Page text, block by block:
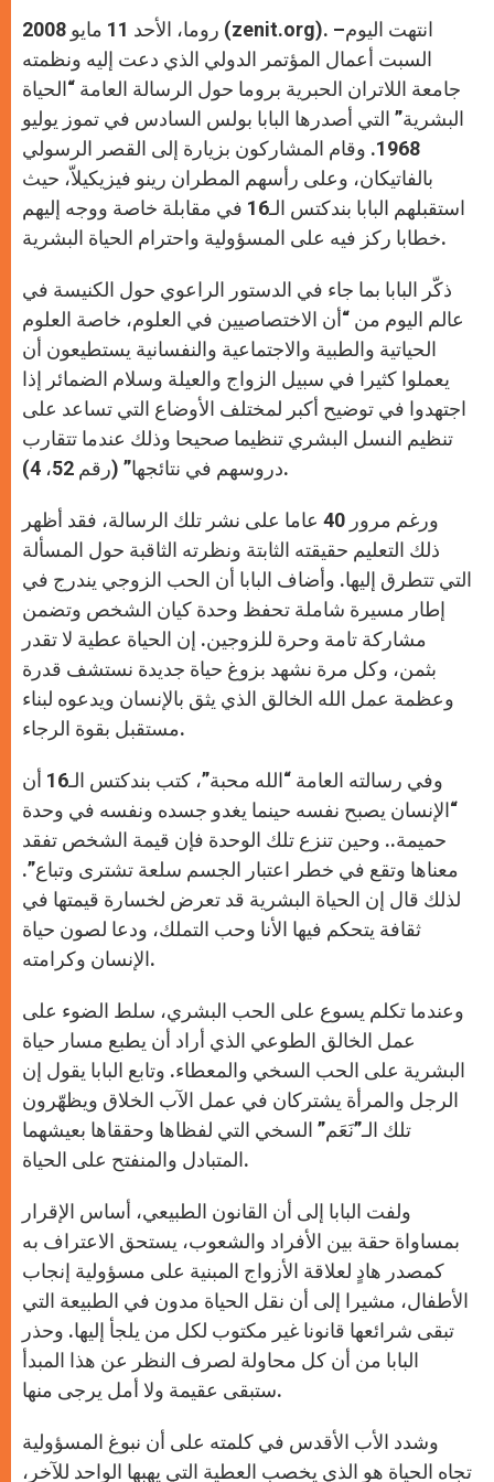
p
p
g
e
r
o
k
r
روما، الأحد 11 مايو 2008 (zenit.org). –انتهت اليوم
السبت أعمال المؤتمر الدولي الذي دعت إليه ونظمته
جامعة اللاتران الحبرية بروما حول الرسالة العامة “الحياة
البشرية” التي أصدرها البابا بولس السادس في تموز يوليو
1968. وقام المشاركون بزيارة إلى القصر الرسولي
بالفاتيكان، وعلى رأسهم المطران رينو فيزيكيلاّ، حيث
استقبلهم البابا بندكتس الـ16 في مقابلة خاصة ووجه إليهم
خطابا ركز فيه على المسؤولية واحترام الحياة البشرية.
ذكّر البابا بما جاء في الدستور الراعوي حول الكنيسة في
عالم اليوم من “أن الاختصاصيين في العلوم، خاصة العلوم
الحياتية والطبية والاجتماعية والنفسانية يستطيعون أن
يعملوا كثيرا في سبيل الزواج والعيلة وسلام الضمائر إذا
اجتهدوا في توضيح أكبر لمختلف الأوضاع التي تساعد على
تنظيم النسل البشري تنظيما صحيحا وذلك عندما تتقارب
دروسهم في نتائجها” (رقم 52، 4).
ورغم مرور 40 عاما على نشر تلك الرسالة، فقد أظهر
ذلك التعليم حقيقته الثابتة ونظرته الثاقبة حول المسألة
التي تتطرق إليها. وأضاف البابا أن الحب الزوجي يندرج في
إطار مسيرة شاملة تحفظ وحدة كيان الشخص وتضمن
مشاركة تامة وحرة للزوجين. إن الحياة عطية لا تقدر
بثمن، وكل مرة نشهد بزوغ حياة جديدة نستشف قدرة
وعظمة عمل الله الخالق الذي يثق بالإنسان ويدعوه لبناء
مستقبل بقوة الرجاء.
وفي رسالته العامة “الله محبة”، كتب بندكتس الـ16 أن
“الإنسان يصبح نفسه حينما يغدو جسده ونفسه في وحدة
حميمة.. وحين تنزع تلك الوحدة فإن قيمة الشخص تفقد
معناها وتقع في خطر اعتبار الجسم سلعة تشترى وتباع”.
لذلك قال إن الحياة البشرية قد تعرض لخسارة قيمتها في
ثقافة يتحكم فيها الأنا وحب التملك، ودعا لصون حياة
الإنسان وكرامته.
وعندما تكلم يسوع على الحب البشري، سلط الضوء على
عمل الخالق الطوعي الذي أراد أن يطبع مسار حياة
البشرية على الحب السخي والمعطاء. وتابع البابا يقول إن
الرجل والمرأة يشتركان في عمل الآب الخلاق ويظهّرون
تلك الـ”نَعَم” السخي التي لفظاها وحققاها بعيشهما
المتبادل والمنفتح على الحياة.
ولفت البابا إلى أن القانون الطبيعي، أساس الإقرار
بمساواة حقة بين الأفراد والشعوب، يستحق الاعتراف به
كمصدر هادٍ لعلاقة الأزواج المبنية على مسؤولية إنجاب
الأطفال، مشيرا إلى أن نقل الحياة مدون في الطبيعة التي
تبقى شرائعها قانونا غير مكتوب لكل من يلجأ إليها. وحذر
البابا من أن كل محاولة لصرف النظر عن هذا المبدأ
ستبقى عقيمة ولا أمل يرجى منها.
وشدد الأب الأقدس في كلمته على أن نبوغ المسؤولية
تجاه الحياة هو الذي يخصب العطية التي يهبها الواحد للآخر،